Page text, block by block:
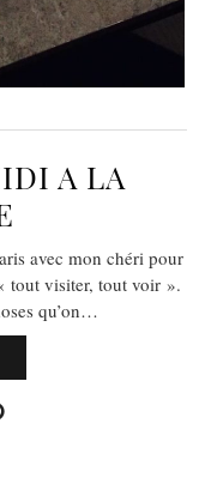
A LA
avec mon chéri pour
tout visiter, tout voir ».
qu’on…